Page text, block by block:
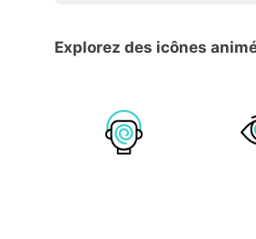
Explorez des icônes